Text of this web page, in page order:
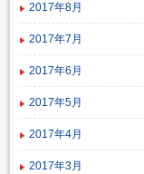
2017年8月
2017年7月
2017年6月
2017年5月
2017年4月
2017年3月